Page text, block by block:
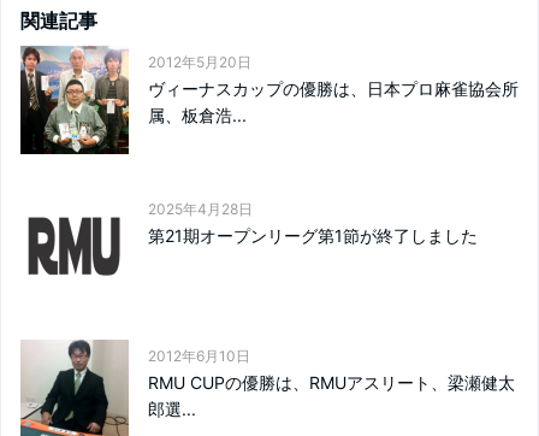
関連記事
2012年5月20日
ヴィーナスカップの優勝は、日本プロ麻雀協会所
属、板倉浩...
2025年4月28日
第21期オープンリーグ第1節が終了しました
2012年6月10日
RMU CUPの優勝は、RMUアスリート、梁瀬健太
郎選...